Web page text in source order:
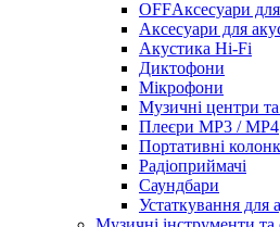
OFFАксесуари
Аксесуари для
Акустика Hi-Fi
Диктофони
Мікрофони
Музичні центри та
Плеєри MP3 / MP4
Портативні
Радіоприймачі
Саундбари
Устаткування для